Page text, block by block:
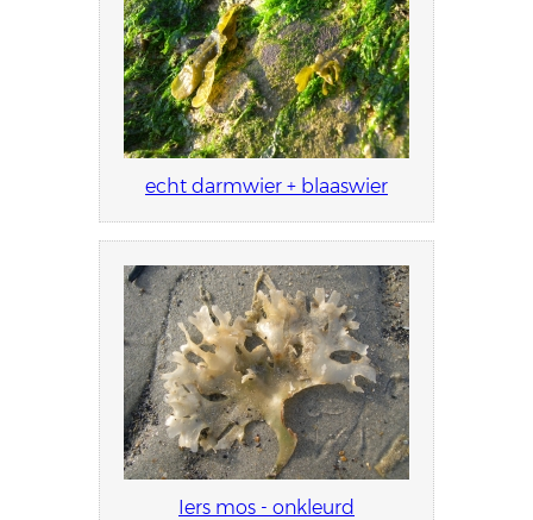
echt darmwier + blaaswier
Iers mos - onkleurd